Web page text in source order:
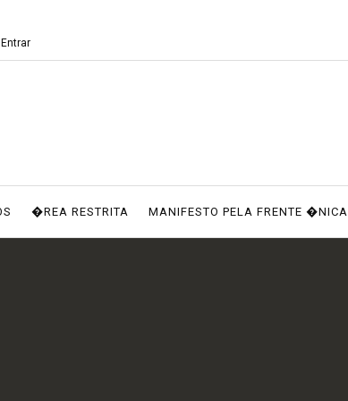
Entrar
�REA RESTRITA MANIFESTO PELA FRENTE �NICA